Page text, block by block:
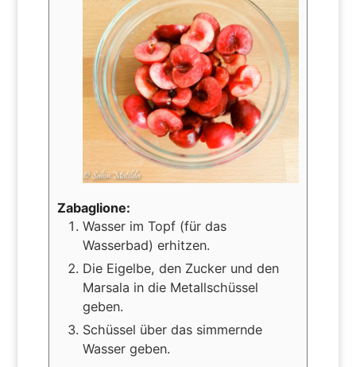
Zabaglione:
Wasser im Topf (für das
Wasserbad) erhitzen.
Die Eigelbe, den Zucker und den
Marsala in die Metallschüssel
geben.
Schüssel über das simmernde
Wasser geben.